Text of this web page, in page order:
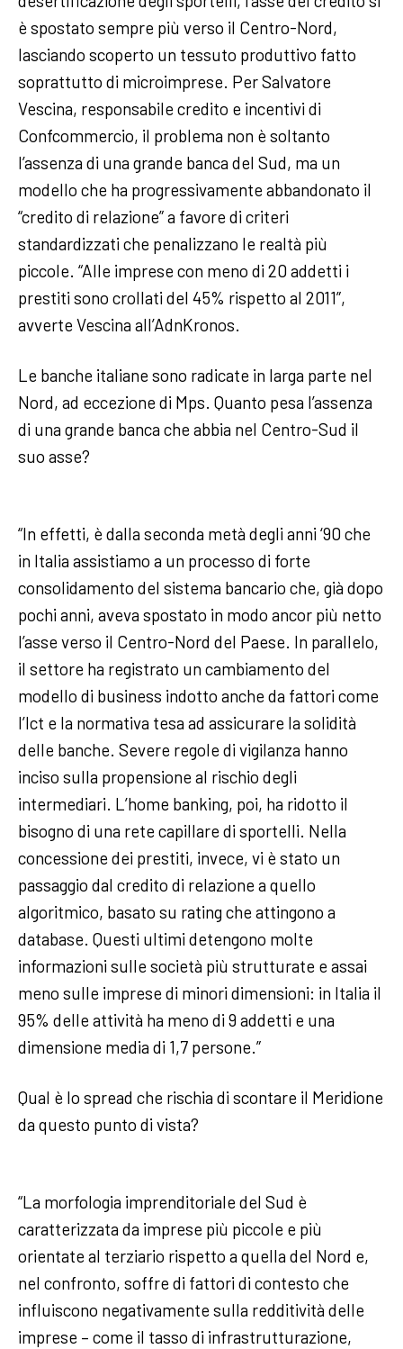
è spostato sempre più verso il Centro-Nord,
lasciando scoperto un tessuto produttivo fatto
soprattutto di microimprese. Per Salvatore
Vescina, responsabile credito e incentivi di
Confcommercio, il problema non è soltanto
l’assenza di una grande banca del Sud, ma un
modello che ha progressivamente abbandonato il
“credito di relazione” a favore di criteri
standardizzati che penalizzano le realtà più
piccole. “Alle imprese con meno di 20 addetti i
prestiti sono crollati del 45% rispetto al 2011”,
avverte Vescina all’AdnKronos.
Le banche italiane sono radicate in larga parte nel
Nord, ad eccezione di Mps. Quanto pesa l’assenza
di una grande banca che abbia nel Centro-Sud il
suo asse?
“In effetti, è dalla seconda metà degli anni ‘90 che
in Italia assistiamo a un processo di forte
consolidamento del sistema bancario che, già dopo
pochi anni, aveva spostato in modo ancor più netto
l’asse verso il Centro-Nord del Paese. In parallelo,
il settore ha registrato un cambiamento del
modello di business indotto anche da fattori come
l’Ict e la normativa tesa ad assicurare la solidità
delle banche. Severe regole di vigilanza hanno
inciso sulla propensione al rischio degli
intermediari. L’home banking, poi, ha ridotto il
bisogno di una rete capillare di sportelli. Nella
concessione dei prestiti, invece, vi è stato un
passaggio dal credito di relazione a quello
algoritmico, basato su rating che attingono a
database. Questi ultimi detengono molte
informazioni sulle società più strutturate e assai
meno sulle imprese di minori dimensioni: in Italia il
95% delle attività ha meno di 9 addetti e una
dimensione media di 1,7 persone.”
Qual è lo spread che rischia di scontare il Meridione
da questo punto di vista?
“La morfologia imprenditoriale del Sud è
caratterizzata da imprese più piccole e più
orientate al terziario rispetto a quella del Nord e,
nel confronto, soffre di fattori di contesto che
influiscono negativamente sulla redditività delle
imprese – come il tasso di infrastrutturazione,